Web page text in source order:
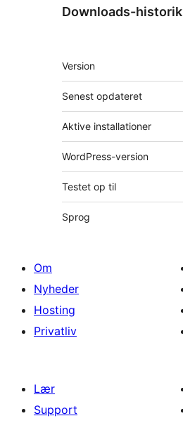
Downloads-historik
Meta
Version
Senest opdateret
Aktive installationer
WordPress-version
Testet op til
Sprog
Om
Nyheder
Hosting
Privatliv
Lær
Support